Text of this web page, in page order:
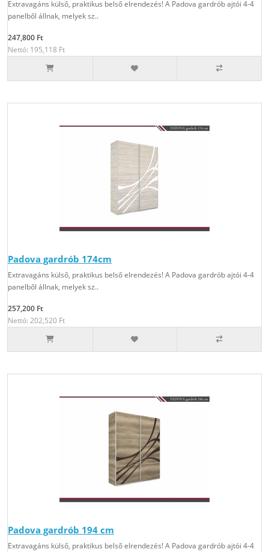
Extravagáns külső, praktikus belső elrendezés! A Padova gardrób ajtói 4-4
panelből állnak, melyek sz..
247,800 Ft
Nettó: 195,118 Ft
Padova gardrób 174cm
Extravagáns külső, praktikus belső elrendezés! A Padova gardrób ajtói 4-4
panelből állnak, melyek sz..
257,200 Ft
Nettó: 202,520 Ft
Padova gardrób 194 cm
Extravagáns külső, praktikus belső elrendezés! A Padova gardrób ajtói 4-4